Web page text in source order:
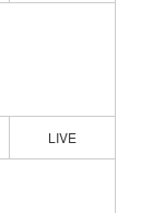
LIVE